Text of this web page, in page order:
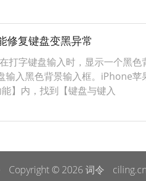
修复键盘变黑异常
打字键盘输入时，显示一个黑
输入黑色背景输入框。iPhone
】内，找到【键盘与键入
Copyright © 2026词令 ciling.cn